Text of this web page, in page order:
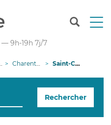
T
n
g
— 9h-19h 7j/7
Charente-Maritime Saint-Christophe
Rechercher